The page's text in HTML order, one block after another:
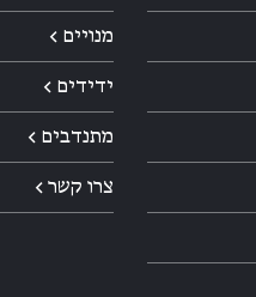
מנויים ←
ידידים ←
מתנדבים ←
צרו קשר ←